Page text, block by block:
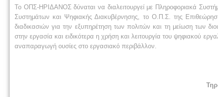
Το ΟΠΣ-ΗΡΙΔΑΝΟΣ δύναται να διαλειτουργεί με Πληροφοριακά
Συστημάτων και Ψηφιακής Διακυβέρνησης, το Ο.Π.Σ. της
διαδικασιών για την εξυπηρέτηση των πολιτών και τη μείωση των
στην εργασία και ειδικότερα η χρήση και λειτουργία του ψηφιακού
αναπαραγωγή ουσίες στο εργασιακό περιβάλλον.